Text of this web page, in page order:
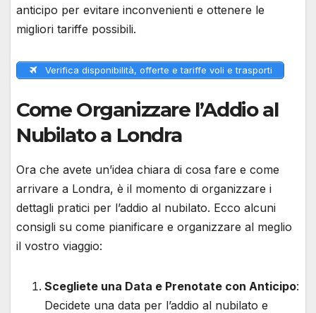
anticipo per evitare inconvenienti e ottenere le
migliori tariffe possibili.
Verifica disponibilità, offerte e tariffe voli e trasporti
Come Organizzare l’Addio al
Nubilato a Londra
Ora che avete un’idea chiara di cosa fare e come
arrivare a Londra, è il momento di organizzare i
dettagli pratici per l’addio al nubilato. Ecco alcuni
consigli su come pianificare e organizzare al meglio
il vostro viaggio:
Scegliete una Data e Prenotate con Anticipo:
Decidete una data per l’addio al nubilato e